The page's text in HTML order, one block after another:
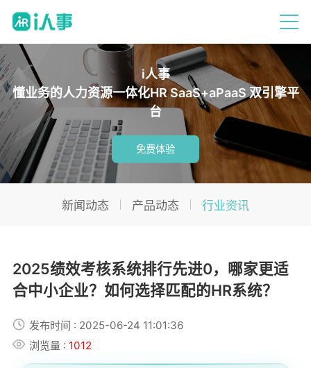
i人事
懂业务的人力资源一体化HR SaaS+aPaaS 双引擎平
台
免费体验
新闻动态 产品动态 行业资讯
2025绩效考核系统排行先进0，哪家更适
合中小企业？如何选择匹配的HR系统？
发布时间 : 2025-06-24 11:01:36
浏览量 : 1012